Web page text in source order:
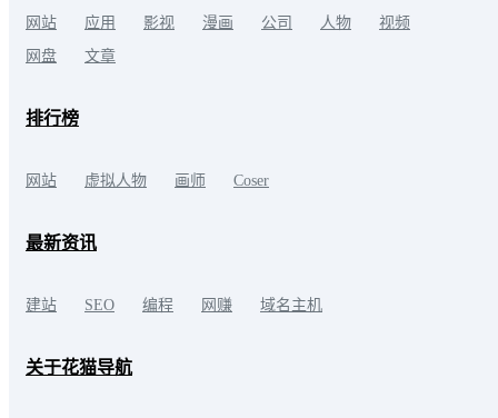
网站 应用 影视 漫画 公司 人物
视频
网盘
文章
排行榜
网站 虚拟人物 画师 Coser
最新资讯
建站 SEO 编程 网赚 域名主机
关于花猫导航